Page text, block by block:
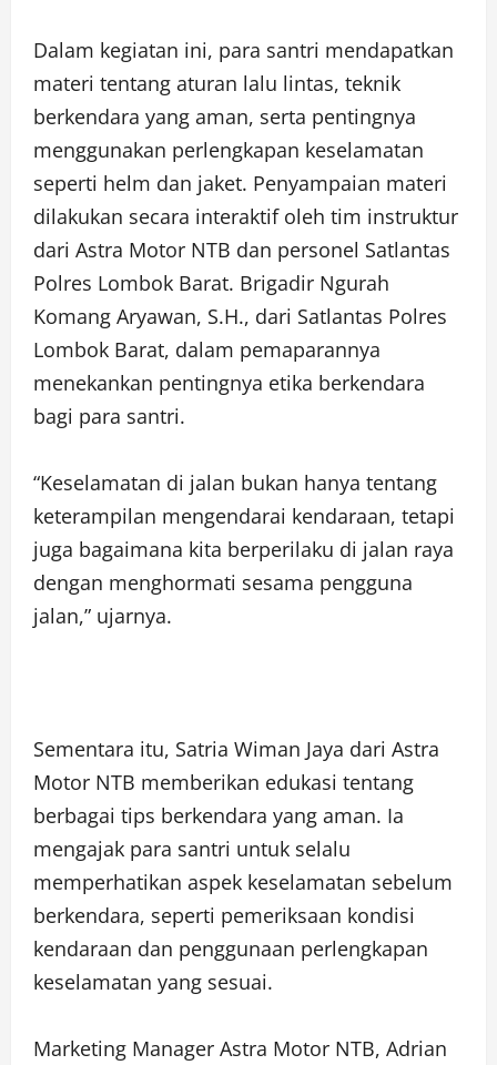
Dalam kegiatan ini, para santri mendapatkan
materi tentang aturan lalu lintas, teknik
berkendara yang aman, serta pentingnya
menggunakan perlengkapan keselamatan
seperti helm dan jaket. Penyampaian materi
dilakukan secara interaktif oleh tim instruktur
dari Astra Motor NTB dan personel Satlantas
Polres Lombok Barat. Brigadir Ngurah
Komang Aryawan, S.H., dari Satlantas Polres
Lombok Barat, dalam pemaparannya
menekankan pentingnya etika berkendara
bagi para santri.
“Keselamatan di jalan bukan hanya tentang
keterampilan mengendarai kendaraan, tetapi
juga bagaimana kita berperilaku di jalan raya
dengan menghormati sesama pengguna
jalan,” ujarnya.
Sementara itu, Satria Wiman Jaya dari Astra
Motor NTB memberikan edukasi tentang
berbagai tips berkendara yang aman. Ia
mengajak para santri untuk selalu
memperhatikan aspek keselamatan sebelum
berkendara, seperti pemeriksaan kondisi
kendaraan dan penggunaan perlengkapan
keselamatan yang sesuai.
Marketing Manager Astra Motor NTB, Adrian